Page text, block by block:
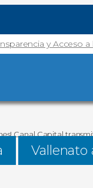
y Acceso
Canal Capital
Vallenato